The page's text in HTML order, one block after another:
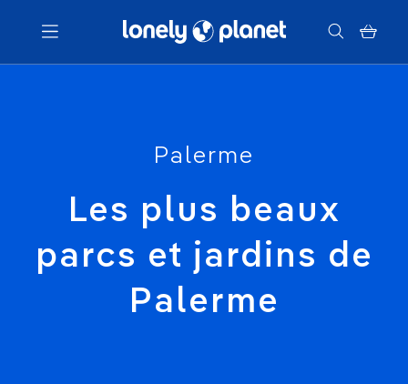
Menu
Votre recherche
Palerme
Les plus beaux
parcs et jardins de
Palerme